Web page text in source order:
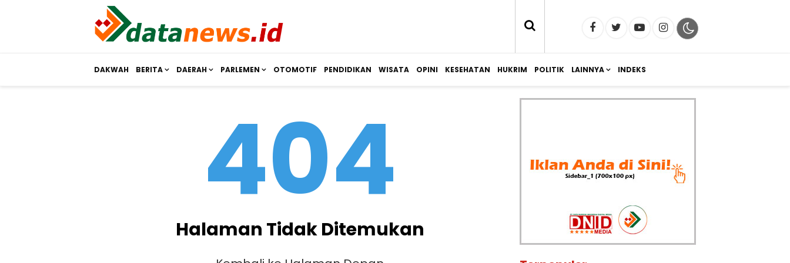
DAKWAH BERITA DAERAH PARLEMEN OTOMOTIF PENDIDIKAN WISATA OPINI KESEHATAN HUKRIM POLITIK LAINNYA INDEKS
404
Halaman Tidak Ditemukan